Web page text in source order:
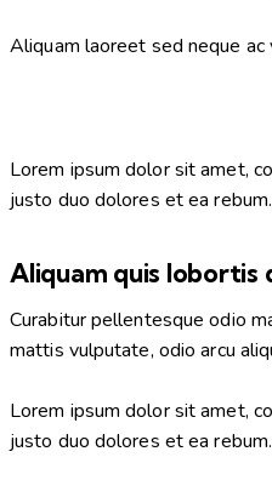
Aliquam laoreet sed neque ac
Lorem ipsum dolor sit amet,
justo duo dolores et ea
Aliquam quis lobortis
Curabitur pellentesque odio
mattis vulputate, odio arcu
Lorem ipsum dolor sit amet,
justo duo dolores et ea